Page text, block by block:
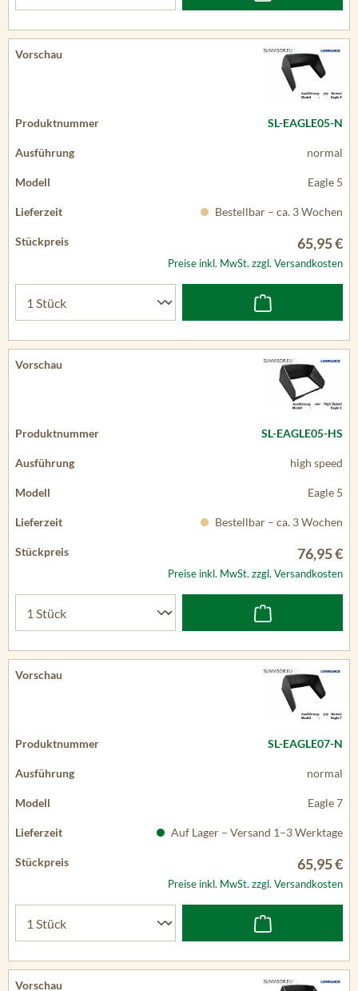
SL-EAGLE05-N
normal
Eagle 5
Bestellbar – ca. 3 Wochen
65,95 €
Preise inkl. MwSt. zzgl. Versandkosten
SL-EAGLE05-HS
high speed
Eagle 5
Bestellbar – ca. 3 Wochen
76,95 €
Preise inkl. MwSt. zzgl. Versandkosten
SL-EAGLE07-N
normal
Eagle 7
Auf Lager – Versand 1–3 Werktage
65,95 €
Preise inkl. MwSt. zzgl. Versandkosten